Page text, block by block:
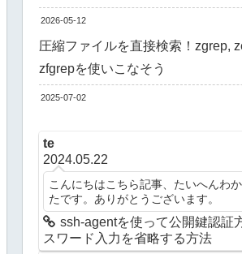
2026-05-12
圧縮ファイルを直接検索！zgrep,
zfgrepを使いこなそう
2025-07-02
te
2024.05.22
こんにちはこちら記事、たいへんわ
たです。ありがとうございます。
ssh-agentを使って公開鍵認証
スワード入力を省略する方法